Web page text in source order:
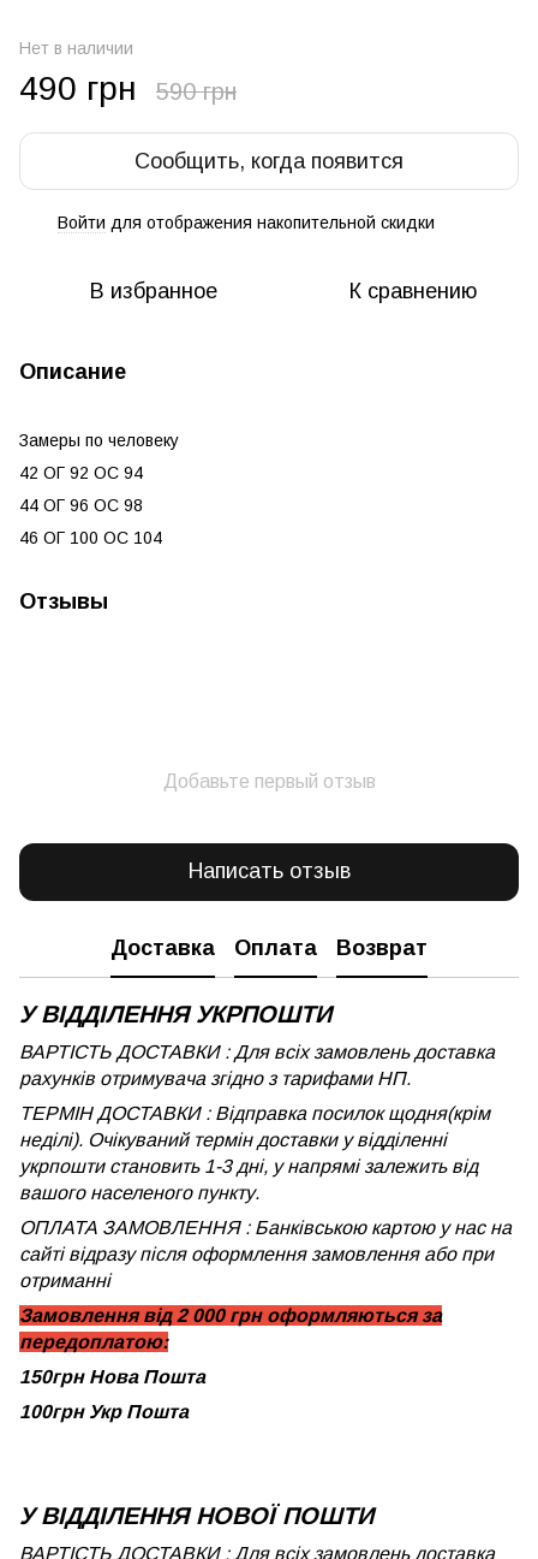
Нет в наличии
490 грн 590 грн
Сообщить, когда появится
Войти для отображения накопительной скидки
В избранное К сравнению
Описание
Замеры по человеку
42 ОГ 92 ОС 94
44 ОГ 96 ОС 98
46 ОГ 100 ОС 104
Отзывы
Добавьте первый отзыв
Написать отзыв
Доставка Оплата Возврат
У ВІДДІЛЕННЯ УКРПОШТИ
ВАРТІСТЬ ДОСТАВКИ : Для всіх замовлень доставка
рахунків отримувача згідно з тарифами НП.
ТЕРМІН ДОСТАВКИ : Відправка посилок щодня(крім
неділі). Очікуваний термін доставки у відділенні
укрпошти становить 1-3 дні, у напрямі залежить від
вашого населеного пункту.
ОПЛАТА ЗАМОВЛЕННЯ : Банківською картою у нас на
сайті відразу після оформлення замовлення або при
отриманні
Замовлення від 2 000 грн оформляються за
передоплатою:
150грн Нова Пошта
100грн Укр Пошта
У ВІДДІЛЕННЯ НОВОЇ ПОШТИ
ВАРТІСТЬ ДОСТАВКИ : Для всіх замовлень доставка